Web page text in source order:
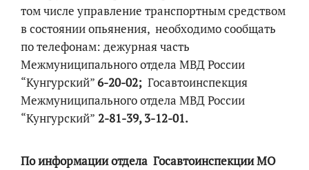
том числе управление транспортным средством
в состоянии опьянения, необходимо сообщать
по телефонам: дежурная часть
Межмуниципального отдела МВД России
“Кунгурский”6-20-02; Госавтоинспекция
Межмуниципального отдела МВД России
“Кунгурский” 2-81-39, 3-12-01.
По информации отдела Госавтоинспекции МО